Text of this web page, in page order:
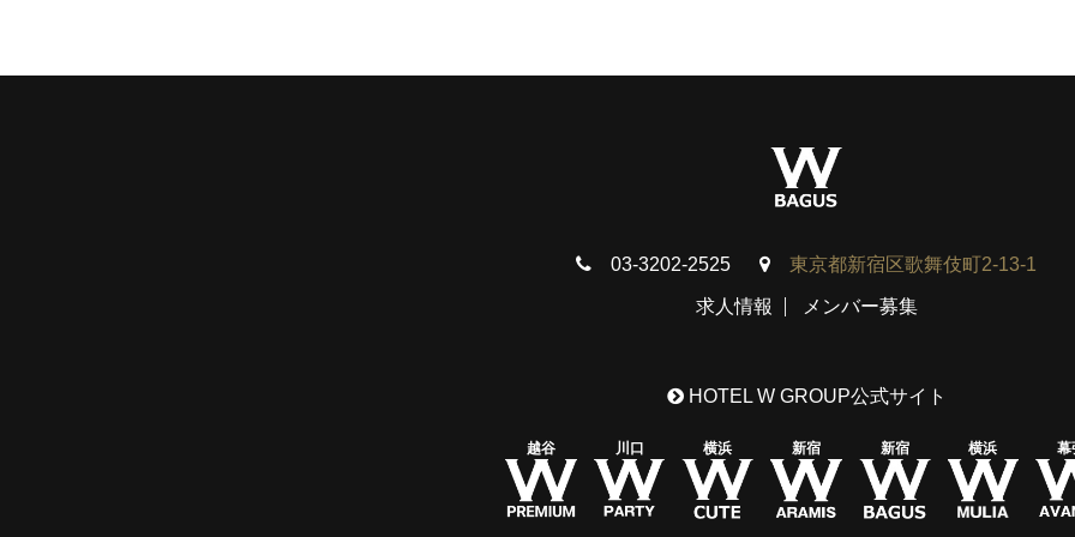
03-3202-2525 東京都新宿区歌舞伎町2-13-1
求人情報 メンバー募集
HOTEL W GROUP公式サイト
越谷 川口 横浜 新宿 新宿 横浜 幕